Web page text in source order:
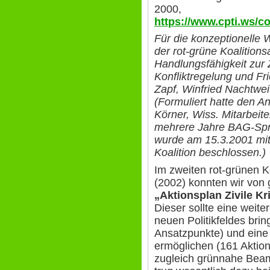
2000,
https://www.cpti.ws/
Für die konzeptionelle
der rot-grüne
Handlungsfähigkeit zur
Konfliktregelung und
Zapf, Winfried
(Formuliert hatte den
Körner, Wiss.
mehrere Jahre BAG-
wurde am 15.3.2001
Koalition beschlossen.)
Im zweiten rot-grünen
(2002) konnten wir von
„Aktionsplan Zivile
Dieser sollte eine
neuen Politikfeldes
Ansatzpunkte) und
ermöglichen (161
zugleich grünnahe